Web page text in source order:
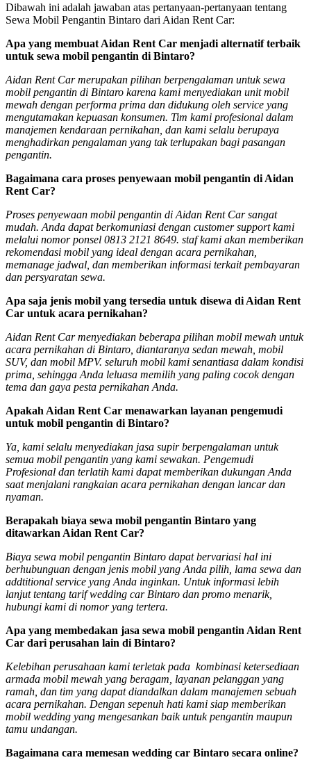
Dibawah ini adalah jawaban atas pertanyaan-pertanyaan tentang
Sewa Mobil Pengantin Bintaro dari Aidan Rent Car:
Apa yang membuat Aidan Rent Car menjadi alternatif terbaik
untuk sewa mobil pengantin di Bintaro?
Aidan Rent Car merupakan pilihan berpengalaman untuk sewa
mobil pengantin di Bintaro karena kami menyediakan unit mobil
mewah dengan performa prima dan didukung oleh service yang
mengutamakan kepuasan konsumen. Tim kami profesional dalam
manajemen kendaraan pernikahan, dan kami selalu berupaya
menghadirkan pengalaman yang tak terlupakan bagi pasangan
pengantin.
Bagaimana cara proses penyewaan mobil pengantin di Aidan
Rent Car?
Proses penyewaan mobil pengantin di Aidan Rent Car sangat
mudah. Anda dapat berkomuniasi dengan customer support kami
melalui nomor ponsel 0813 2121 8649. staf kami akan memberikan
rekomendasi mobil yang ideal dengan acara pernikahan,
memanage jadwal, dan memberikan informasi terkait pembayaran
dan persyaratan sewa.
Apa saja jenis mobil yang tersedia untuk disewa di Aidan Rent
Car untuk acara pernikahan?
Aidan Rent Car menyediakan beberapa pilihan mobil mewah untuk
acara pernikahan di Bintaro, diantaranya sedan mewah, mobil
SUV, dan mobil MPV. seluruh mobil kami senantiasa dalam kondisi
prima, sehingga Anda leluasa memilih yang paling cocok dengan
tema dan gaya pesta pernikahan Anda.
Apakah Aidan Rent Car menawarkan layanan pengemudi
untuk mobil pengantin di Bintaro?
Ya, kami selalu menyediakan jasa supir berpengalaman untuk
semua mobil pengantin yang kami sewakan. Pengemudi
Profesional dan terlatih kami dapat memberikan dukungan Anda
saat menjalani rangkaian acara pernikahan dengan lancar dan
nyaman.
Berapakah biaya sewa mobil pengantin Bintaro yang
ditawarkan Aidan Rent Car?
Biaya sewa mobil pengantin Bintaro dapat bervariasi hal ini
berhubunguan dengan jenis mobil yang Anda pilih, lama sewa dan
addtitional service yang Anda inginkan. Untuk informasi lebih
lanjut tentang tarif wedding car Bintaro dan promo menarik,
hubungi kami di nomor yang tertera.
Apa yang membedakan jasa sewa mobil pengantin Aidan Rent
Car dari perusahan lain di Bintaro?
Kelebihan perusahaan kami terletak pada kombinasi ketersediaan
armada mobil mewah yang beragam, layanan pelanggan yang
ramah, dan tim yang dapat diandalkan dalam manajemen sebuah
acara pernikahan. Dengan sepenuh hati kami siap memberikan
mobil wedding yang mengesankan baik untuk pengantin maupun
tamu undangan.
Bagaimana cara memesan wedding car Bintaro secara online?